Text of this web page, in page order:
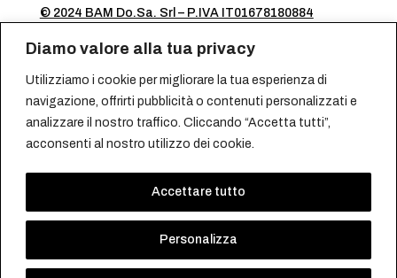
Diamo valore alla tua privacy
Utilizziamo i cookie per migliorare la tua esperienza di
navigazione, offrirti pubblicità o contenuti personalizzati e
analizzare il nostro traffico. Cliccando “Accetta tutti”,
acconsenti al nostro utilizzo dei cookie.
Personalizza
Accettare tutto
© 2024 BAM Do.Sa. Srl – P.IVA IT01678180884